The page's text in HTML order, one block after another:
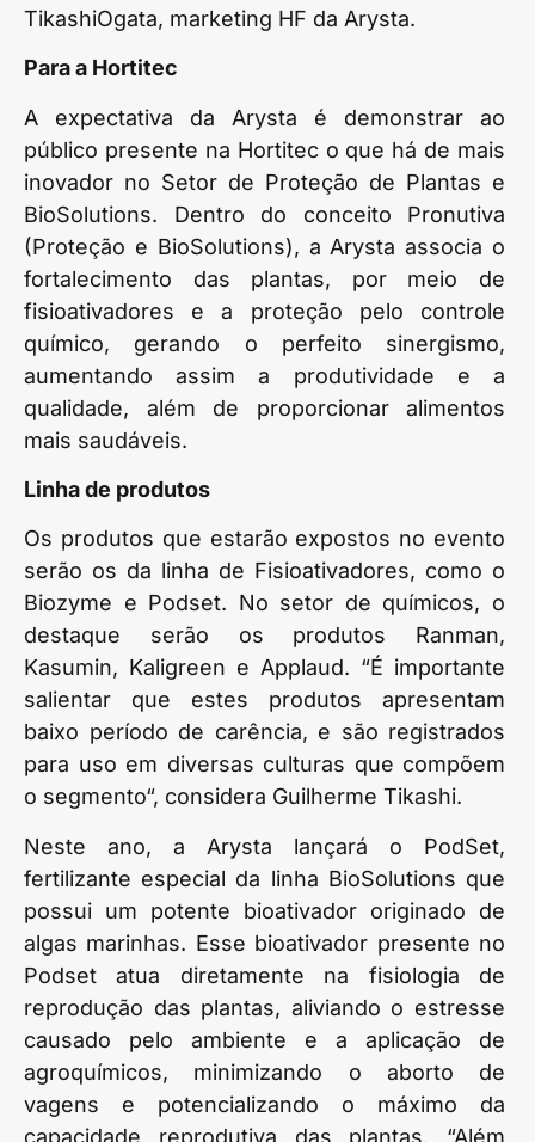
TikashiOgata, marketing HF da Arysta.
Para a Hortitec
A expectativa da Arysta é demonstrar ao
público presente na Hortitec o que há de mais
inovador no Setor de Proteção de Plantas e
BioSolutions. Dentro do conceito Pronutiva
(Proteção e BioSolutions), a Arysta associa o
fortalecimento das plantas, por meio de
fisioativadores e a proteção pelo controle
químico, gerando o perfeito sinergismo,
aumentando assim a produtividade e a
qualidade, além de proporcionar alimentos
mais saudáveis.
Linha de produtos
Os produtos que estarão expostos no evento
serão os da linha de Fisioativadores, como o
Biozyme e Podset. No setor de químicos, o
destaque serão os produtos Ranman,
Kasumin, Kaligreen e Applaud. “É importante
salientar que estes produtos apresentam
baixo período de carência, e são registrados
para uso em diversas culturas que compõem
o segmento“, considera Guilherme Tikashi.
Neste ano, a Arysta lançará o PodSet,
fertilizante especial da linha BioSolutions que
possui um potente bioativador originado de
algas marinhas. Esse bioativador presente no
Podset atua diretamente na fisiologia de
reprodução das plantas, aliviando o estresse
causado pelo ambiente e a aplicação de
agroquímicos, minimizando o aborto de
vagens e potencializando o máximo da
capacidade reprodutiva das plantas. “Além